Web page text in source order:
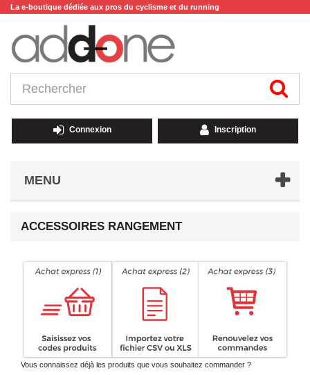
La e-boutique dédiée aux pros du cyclisme et du running
Connexion Inscription
MENU
ACCESSOIRES RANGEMENT
Vous connaissez déjà les produits que vous souhaitez commander ?